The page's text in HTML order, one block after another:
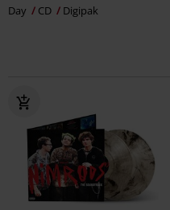
Day
CD Digipak